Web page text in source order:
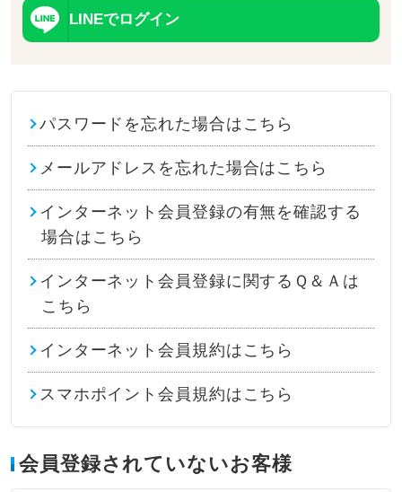
LINEでログイン
パスワードを忘れた場合はこちら
メールアドレスを忘れた場合はこちら
インターネット会員登録の有無を確認する
場合はこちら
インターネット会員登録に関するＱ＆Ａは
こちら
インターネット会員規約はこちら
スマホポイント会員規約はこちら
会員登録されていないお客様